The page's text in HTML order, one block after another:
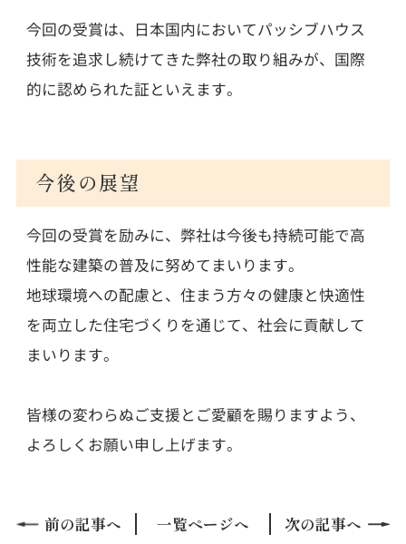
今回の受賞は、日本国内においてパッシブハウス
技術を追求し続けてきた弊社の取り組みが、国際
的に認められた証といえます。
今後の展望
今回の受賞を励みに、弊社は今後も持続可能で高
性能な建築の普及に努めてまいります。
地球環境への配慮と、住まう方々の健康と快適性
を両立した住宅づくりを通じて、社会に貢献して
まいります。
皆様の変わらぬご支援とご愛顧を賜りますよう、
よろしくお願い申し上げます。
前の記事へ 一覧ページへ 次の記事へ